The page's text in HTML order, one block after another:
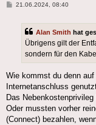
Beitrag
21.06.2024, 08:40
Alan Smith hat
Übrigens gilt der
sondern für den
Wie kommst du denn
Internetanschluss
Das
Oder mussten vorher
(Connect) bezahlen,